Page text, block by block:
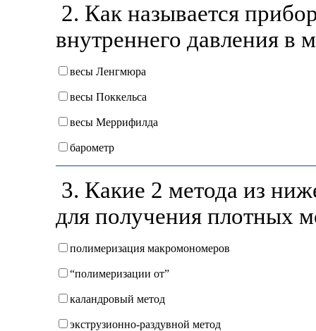
2. Как называется
внутреннего давления в
весы Ленгмюра
весы Поккельса
весы Меррифилда
барометр
3. Какие 2 метода из
для получения плотных
полимеризация макромономеров
“полимеризации от”
каландровый метод
экструзионно-раздувной метод